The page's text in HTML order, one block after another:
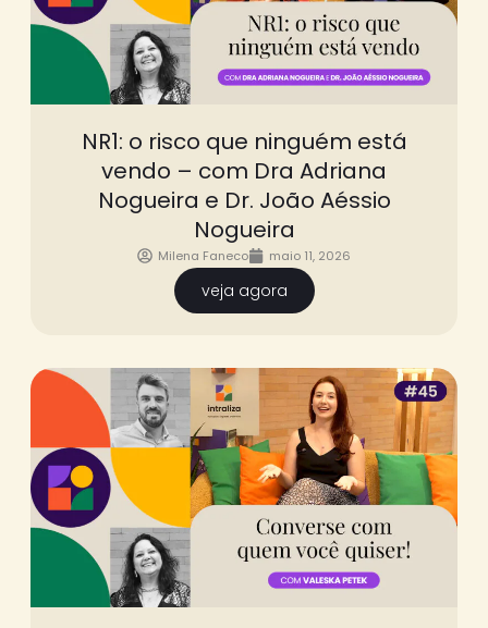
NR1: o risco que ninguém está
vendo – com Dra Adriana
Nogueira e Dr. João Aéssio
Nogueira
Milena Faneco maio 11, 2026
veja agora